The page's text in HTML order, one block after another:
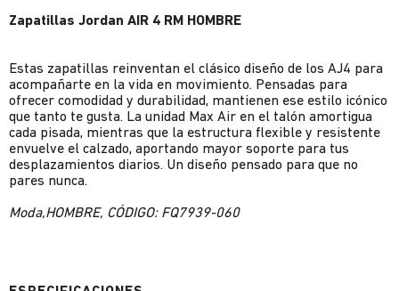
Zapatillas Jordan AIR 4 RM HOMBRE
Estas zapatillas reinventan el clásico diseño de los AJ4 para
acompañarte en la vida en movimiento. Pensadas para
ofrecer comodidad y durabilidad, mantienen ese estilo icónico
que tanto te gusta. La unidad Max Air en el talón amortigua
cada pisada, mientras que la estructura flexible y resistente
envuelve el calzado, aportando mayor soporte para tus
desplazamientos diarios. Un diseño pensado para que no
pares nunca.
Moda,HOMBRE, CÓDIGO: FQ7939-060